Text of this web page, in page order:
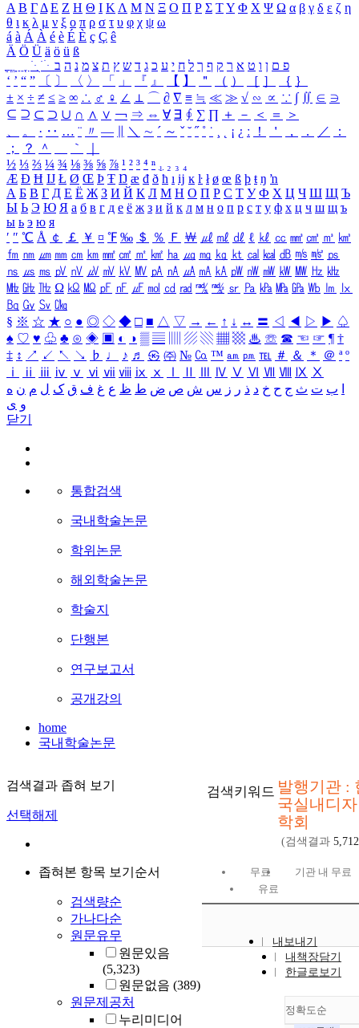
Α Β ΓΔ Ε Ζ Η Θ Ι ΚΛ Μ Ν Ξ Ο Π Ρ Σ ΤΥ Φ Χ Ψ Ω α β γ δ ε ζ η
θ ι κ λ μ ν ξ ο π ρ σ τ υ φ χ ψ ω
á à Á À é è É È ç Ç ê
Ä Ö Ü ä ö ü ß
ִֶֹ ֻּ ׁׂ פ ם ן ו ט א ר ק ף ך ל ח י ע כ ג ד ש ץ ת צ מ נ ה ב
‘ ’ “ ” 〔 〕 〈 〉 「 」 『 』 【 】 ＂ （ ） ［ ］ ｛ ｝
± × ÷ ≠ ≤ ≥ ∞ ∴ ♂ ♀ ∠ ⊥ ⌒ ∂ ∇ ≡ ≒ ≪ ≫ √ ∽ ∝ ∵ ∫ ∬ ∈ ∋
⊆ ⊇ ⊂ ⊃ ∪ ∩ ∧ ∨ ￢ ⇒ ⇔ ∀ ∃ ∮ ∑ ∏ ＋ － ＜ ＝
＞
、
。 · ‥ … ¨ 〃 ― ＼ ∼ ´ ～ ˇ ˘ ˝ ˚ ˙ ¸ ¡ ¿ ː ！ ＇ ， ． ／
：
；
？ ＾ ｀
½ ⅓ ⅔ ¼ ¾ ⅛ ⅜ ⅝ ⅞ ¹ ² ³ ⁴ ⁿ ₁ ₂ ₃ ₄
Æ Ð Ħ Ĳ Ł Ø Œ Þ Ŧ Ŋ æ đ ð ħ ı ĳ ĸ ŀ ł ø œ ß þ ŧ ŋ ŉ
А Б В Г Д Е Ё Ж З И Й К Л М Н О П Р С Т У Ф Х Ц Ч Ш Щ Ъ
Ы Ь Э Ю Я а б в г д е ё ж з и й к л м н о п р с т у ф х ц ч ш щ ъ
ы ь э ю я
′ ″ ℃ Å ￠ ￡ ￥ ¤ ℉ ‰ ＄ ％ Ｆ ￦ ㎕ ㎖ ㎗ ℓ ㎘ ㏄ ㎣ ㎤ ㎥ ㎦
㎙ ㎚ ㎛ ㎜ ㎝ ㎞ ㎟ ㎠ ㎡ ㎢ ㏊ ㎍ ㎎ ㎏ ㏏ ㎈ ㎉ ㏈ ㎧ ㎨ ㎰
㎱ ㎲ ㎳ ㎴ ㎵ ㎶ ㎷ ㎸ ㎹ ㎀ ㎁ ㎂ ㎃ ㎄ ㎺ ㎻ ㎽ ㎾ ㎿ ㎐ ㎑
㎒ ㎓ ㎔ Ω ㏀ ㏁ ㎊ ㎋ ㎌ ㏖ ㏅ ㎭ ㎮ ㎯ ㏛ ㎩ ㎪ ㎫ ㎬ ㏝ ㏐
㏓
㏃ ㏉ ㏜ ㏆
§ ※ ☆ ★ ○ ● ◎ ◇ ◆ □ ■ △ ▽ → ← ↑ ↓ ↔ 〓 ◁ ◀ ▷ ▶ ♤
♠ ♡ ♥ ♧ ♣ ⊙ ◈ ▣ ◐ ◑ ▒ ▤ ▨ ▧ ▦ ▩ ♨ ☏ ☎ ☜ ☞ ¶ †
‡ ↕ ↗ ↙ ↖ ↘ ♭ ♩ ♪ ♬ ㉿ ㈜ № ㏇ ™ ㏂ ㏘ ℡ ＃ ＆ ＊ ＠ ª º
ⅰ
ⅱ ⅲ ⅳ ⅴ ⅵ ⅶ ⅷ ⅸ ⅹ Ⅳ Ⅴ Ⅵ Ⅶ Ⅷ Ⅸ Ⅹ
ب ت ث ج ح خ د ذ ر ز س ش ص ض ط ظ ع غ ف ق ک ل م ن ه
و ی
닫기
통합검색
국내학술논문
학위논문
해외학술논문
학술지
단행본
연구보고서
공개강의
home
국내학술논문
검색결과 좁혀 보기
선택해제
좁혀본 항목 보기순서
검색량순
가나다순
원문유무
원문있음
(5,323)
원문없음 (389)
원문제공처
누리미디어
검색키워드 발행기관 :
국실내디
학회
(검색결과 5,712
무료
기관 내 무료
유료
내보내기
내책장담기
한글로보기
정확도순